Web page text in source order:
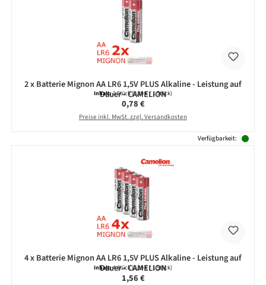
2 x Batterie Mignon AA LR6 1,5V PLUS Alkaline - Leistung auf
Dauer - CAMELION
Inhalt:2 Stück(0,39 € / 1 Stück)
Regulärer Preis:
0,78 €
Preise inkl. MwSt. zzgl. Versandkosten
Verfügbarkeit:
4 x Batterie Mignon AA LR6 1,5V PLUS Alkaline - Leistung auf
Dauer - CAMELION
Inhalt:4 Stück(0,39 € / 1 Stück)
Regulärer Preis:
1,56 €